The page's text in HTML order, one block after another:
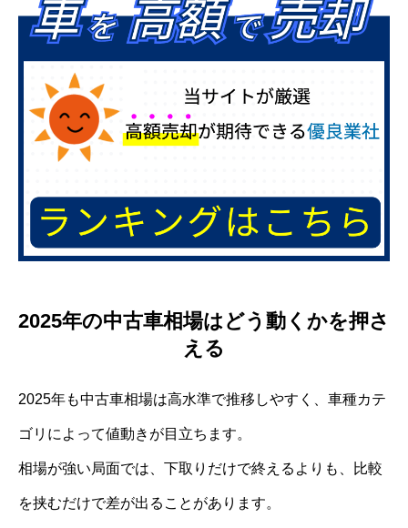
2025年の中古車相場はどう動くかを押さ
える
2025年も中古車相場は高水準で推移しやすく、車種カテ
ゴリによって値動きが目立ちます。
相場が強い局面では、下取りだけで終えるよりも、比較
を挟むだけで差が出ることがあります。